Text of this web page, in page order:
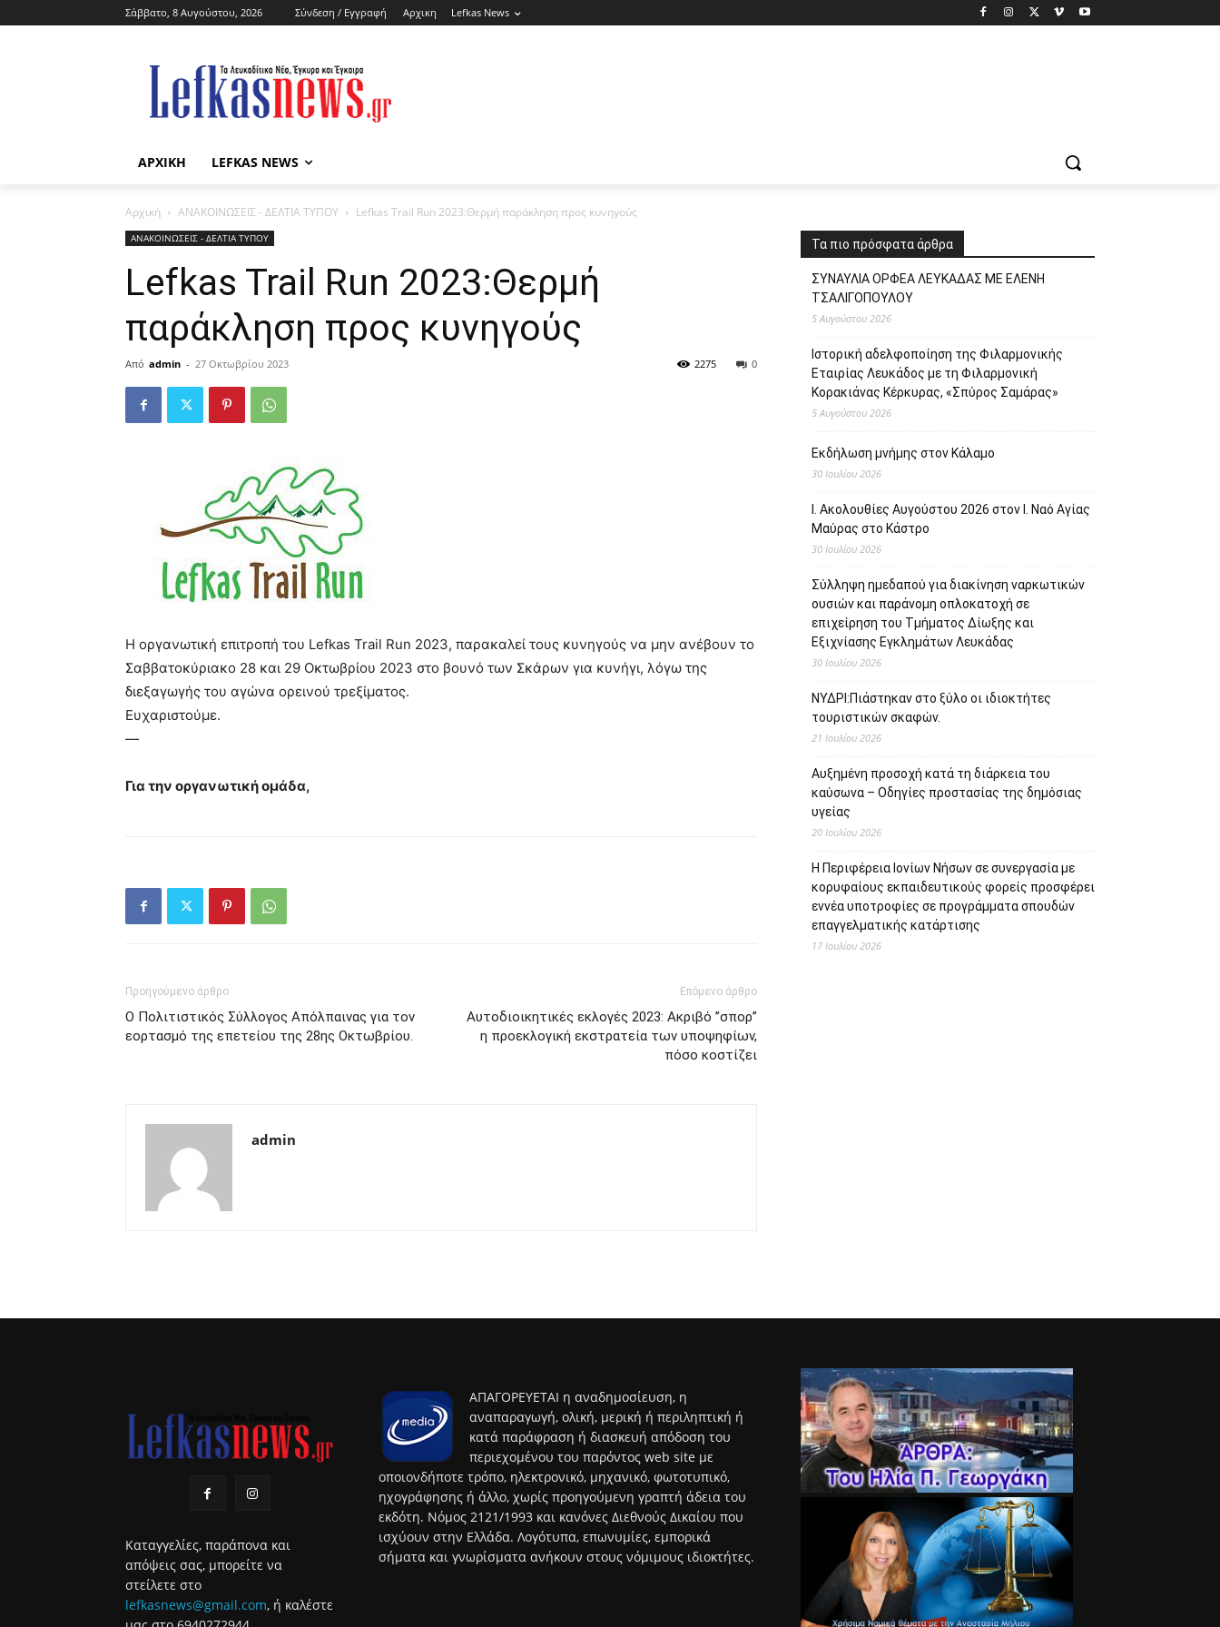
Σάββατο, 8 Αυγούστου, 2026 Σύνδεση / Εγγραφή Αρχικη Lefkas News
ΑΡΧΙΚΗ LEFKAS NEWS
Αρχική ΑΝΑΚΟΙΝΩΣΕΙΣ - ΔΕΛΤΙΑ ΤΥΠΟΥ Lefkas Trail Run 2023:Θερμή παράκληση προς κυνηγούς
ΑΝΑΚΟΙΝΩΣΕΙΣ - ΔΕΛΤΙΑ ΤΥΠΟΥ
Lefkas Trail Run 2023:Θερμή
παράκληση προς κυνηγούς
Από admin - 27 Οκτωβρίου 2023 0
2275
Η οργανωτική επιτροπή του Lefkas Trail Run 2023, παρακαλεί τους κυνηγούς να μην ανέβουν το
Σαββατοκύριακο 28 και 29 Οκτωβρίου 2023 στο βουνό των Σκάρων για κυνήγι, λόγω της
διεξαγωγής του αγώνα ορεινού τρεξίματος.
Ευχαριστούμε.
—
Για την οργανωτική ομάδα,
Προηγούμενο άρθρο
Ο Πολιτιστικός Σύλλογος Απόλπαινας για τον
εορτασμό της επετείου της 28ης Οκτωβρίου.
Επόμενο άρθρο
Αυτοδιοικητικές εκλογές 2023: Ακριβό ”σπορ”
η προεκλογική εκστρατεία των υποψηφίων,
πόσο κοστίζει
admin
Τα πιο πρόσφατα άρθρα
ΣΥΝΑΥΛΙΑ ΟΡΦΕΑ ΛΕΥΚΑΔΑΣ ΜΕ ΕΛΕΝΗ
ΤΣΑΛΙΓΟΠΟΥΛΟΥ
5 Αυγούστου 2026
Ιστορική αδελφοποίηση της Φιλαρμονικής
Εταιρίας Λευκάδος με τη Φιλαρμονική
Κορακιάνας Κέρκυρας, «Σπύρος Σαμάρας»
5 Αυγούστου 2026
Εκδήλωση μνήμης στον Κάλαμο
30 Ιουλίου 2026
Ι. Ακολουθίες Αυγούστου 2026 στον Ι. Ναό Αγίας
Μαύρας στο Κάστρο
30 Ιουλίου 2026
Σύλληψη ημεδαπού για διακίνηση ναρκωτικών
ουσιών και παράνομη οπλοκατοχή σε
επιχείρηση του Τμήματος Δίωξης και
Εξιχνίασης Εγκλημάτων Λευκάδας
30 Ιουλίου 2026
ΝΥΔΡΙ:Πιάστηκαν στο ξύλο οι ιδιοκτήτες
τουριστικών σκαφών.
21 Ιουλίου 2026
Αυξημένη προσοχή κατά τη διάρκεια του
καύσωνα – Οδηγίες προστασίας της δημόσιας
υγείας
20 Ιουλίου 2026
Η Περιφέρεια Ιονίων Νήσων σε συνεργασία με
κορυφαίους εκπαιδευτικούς φορείς προσφέρει
εννέα υποτροφίες σε προγράμματα σπουδών
επαγγελματικής κατάρτισης
17 Ιουλίου 2026
Καταγγελίες, παράπονα και
απόψεις σας, μπορείτε να
στείλετε στο
lefkasnews@gmail.com, ή καλέστε
ΑΠΑΓΟΡΕΥΕΤΑΙ η αναδημοσίευση, η
αναπαραγωγή, ολική, μερική ή περιληπτική ή
κατά παράφραση ή διασκευή απόδοση του
περιεχομένου του παρόντος web site με
οποιονδήποτε τρόπο, ηλεκτρονικό, μηχανικό, φωτοτυπικό,
ηχογράφησης ή άλλο, χωρίς προηγούμενη γραπτή άδεια του
εκδότη. Νόμος 2121/1993 και κανόνες Διεθνούς Δικαίου που
ισχύουν στην Ελλάδα. Λογότυπα, επωνυμίες, εμπορικά
σήματα και γνωρίσματα ανήκουν στους νόμιμους ιδιοκτήτες.